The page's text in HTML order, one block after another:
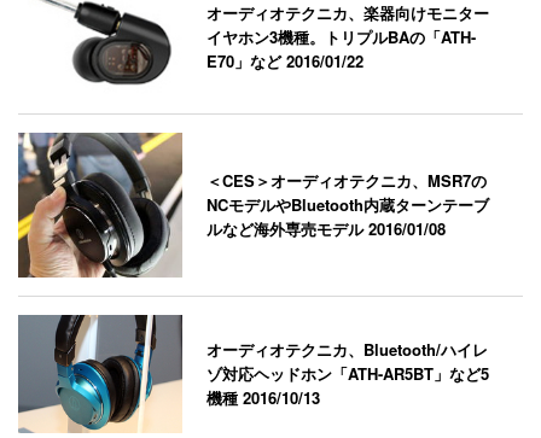
オーディオテクニカ、楽器向けモニター
イヤホン3機種。トリプルBAの「ATH-
E70」など2016/01/22
＜CES＞オーディオテクニカ、MSR7の
NCモデルやBluetooth内蔵ターンテーブ
ルなど海外専売モデル2016/01/08
オーディオテクニカ、Bluetooth/ハイレ
ゾ対応ヘッドホン「ATH-AR5BT」など5
機種2016/10/13